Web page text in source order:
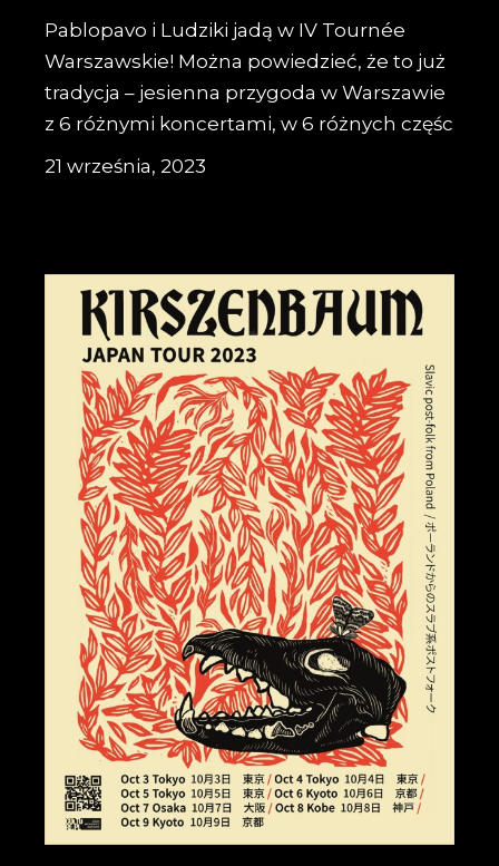
Pablopavo i Ludziki jadą w IV Tournée
Warszawskie! Można powiedzieć, że to już
tradycja – jesienna przygoda w Warszawie
z 6 różnymi koncertami, w 6 różnych częśc
21 września, 2023